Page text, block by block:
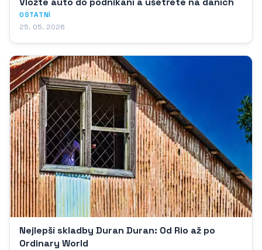
OSTATNÍ
25. 05. 2026
Nejlepší skladby Duran Duran: Od Rio až po
Ordinary World